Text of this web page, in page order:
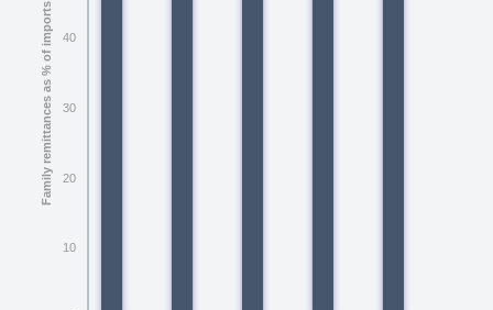
40
30
20
10
Family remittances as % of imports